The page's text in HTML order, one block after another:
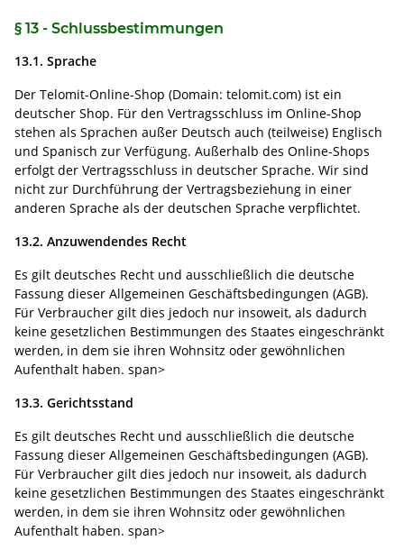
§ 13 - Schlussbestimmungen
13.1. Sprache
Der Telomit-Online-Shop (Domain: telomit.com) ist ein
deutscher Shop. Für den Vertragsschluss im Online-Shop
stehen als Sprachen außer Deutsch auch (teilweise) Englisch
und Spanisch zur Verfügung. Außerhalb des Online-Shops
erfolgt der Vertragsschluss in deutscher Sprache. Wir sind
nicht zur Durchführung der Vertragsbeziehung in einer
anderen Sprache als der deutschen Sprache verpflichtet.
13.2. Anzuwendendes Recht
Es gilt deutsches Recht und ausschließlich die deutsche
Fassung dieser Allgemeinen Geschäftsbedingungen (AGB).
Für Verbraucher gilt dies jedoch nur insoweit, als dadurch
keine gesetzlichen Bestimmungen des Staates eingeschränkt
werden, in dem sie ihren Wohnsitz oder gewöhnlichen
Aufenthalt haben. span>
13.3. Gerichtsstand
Es gilt deutsches Recht und ausschließlich die deutsche
Fassung dieser Allgemeinen Geschäftsbedingungen (AGB).
Für Verbraucher gilt dies jedoch nur insoweit, als dadurch
keine gesetzlichen Bestimmungen des Staates eingeschränkt
werden, in dem sie ihren Wohnsitz oder gewöhnlichen
Aufenthalt haben. span>